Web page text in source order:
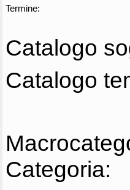
Termine:
Catalogo
Catalogo
Categoria: